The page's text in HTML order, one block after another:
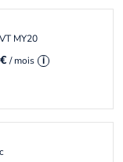
MY20
/ mois i